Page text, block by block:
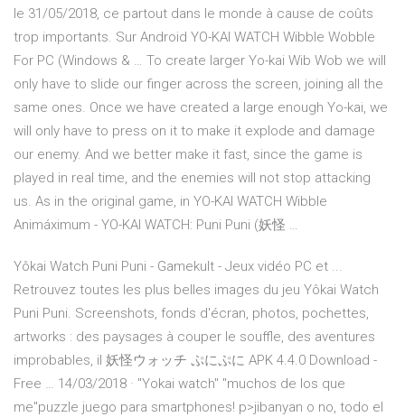
le 31/05/2018, ce partout dans le monde à cause de coûts
trop importants. Sur Android YO-KAI WATCH Wibble Wobble
For PC (Windows & … To create larger Yo-kai Wib Wob we will
only have to slide our finger across the screen, joining all the
same ones. Once we have created a large enough Yo-kai, we
will only have to press on it to make it explode and damage
our enemy. And we better make it fast, since the game is
played in real time, and the enemies will not stop attacking
us. As in the original game, in YO-KAI WATCH Wibble
Animáximum - YO-KAI WATCH: Puni Puni (妖怪 …
Yôkai Watch Puni Puni - Gamekult - Jeux vidéo PC et ...
Retrouvez toutes les plus belles images du jeu Yôkai Watch
Puni Puni. Screenshots, fonds d'écran, photos, pochettes,
artworks : des paysages à couper le souffle, des aventures
improbables, il 妖怪ウォッチ ぷにぷに APK 4.4.0 Download -
Free … 14/03/2018 · "Yokai watch" "muchos de los que
me"puzzle juego para smartphones! p>jibanyan o no, todo el